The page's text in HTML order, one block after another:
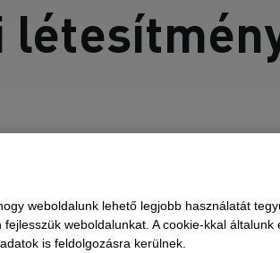
mélyépítés,
weboldalunk lehető legjobb használatát
weboldalunkat. A cookie-kkal általunk
is feldolgozásra kerülnek.